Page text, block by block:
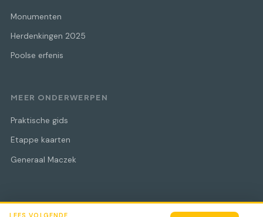
Monumenten
Herdenkingen 2025
Poolse erfenis
MEER ONDERWERPEN
Praktische gids
Etappe kaarten
Generaal Maczek
LEES VOLGENDE